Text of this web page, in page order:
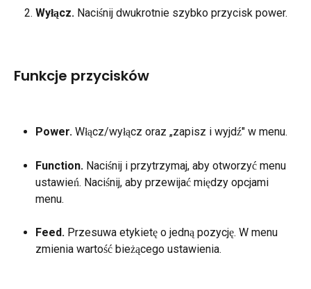
Wyłącz. Naciśnij dwukrotnie szybko przycisk power.
Funkcje przycisków
Power. Włącz/wyłącz oraz „zapisz i wyjdź" w menu.
Function. Naciśnij i przytrzymaj, aby otworzyć menu
ustawień. Naciśnij, aby przewijać między opcjami
menu.
Feed. Przesuwa etykietę o jedną pozycję. W menu
zmienia wartość bieżącego ustawienia.